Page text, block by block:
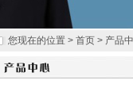
您现在的位置 > 首页 > 产品